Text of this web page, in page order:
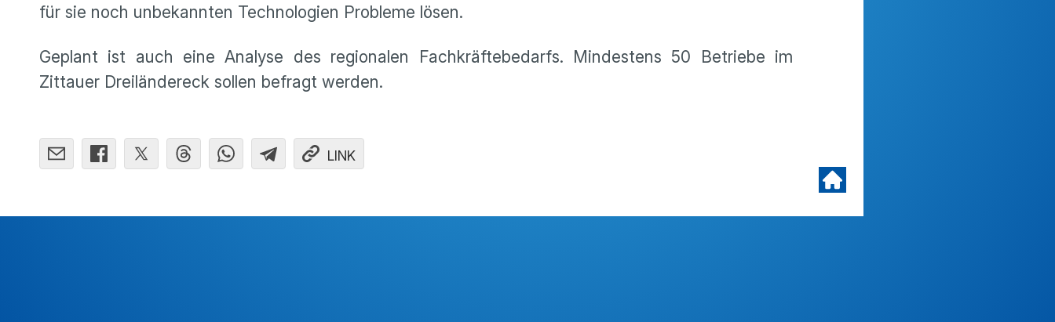
für sie noch unbekannten Technologien Probleme lösen.
Geplant ist auch eine Analyse des regionalen Fachkräftebedarfs. Mindestens 50 Betriebe im
Zittauer Dreiländereck sollen befragt werden.
LINK